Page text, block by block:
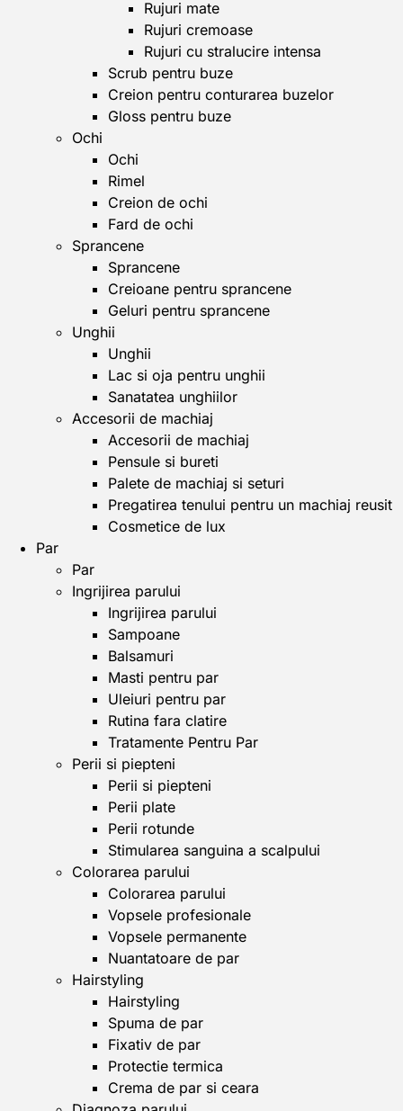
Rujuri mate
Rujuri cremoase
Rujuri cu stralucire intensa
Scrub pentru buze
Creion pentru conturarea buzelor
Gloss pentru buze
Ochi
Ochi
Rimel
Creion de ochi
Fard de ochi
Sprancene
Sprancene
Creioane pentru sprancene
Geluri pentru sprancene
Unghii
Unghii
Lac si oja pentru unghii
Sanatatea unghiilor
Accesorii de machiaj
Accesorii de machiaj
Pensule si bureti
Palete de machiaj si seturi
Pregatirea tenului pentru un machiaj reusit
Cosmetice de lux
Par
Par
Ingrijirea parului
Ingrijirea parului
Sampoane
Balsamuri
Masti pentru par
Uleiuri pentru par
Rutina fara clatire
Tratamente Pentru Par
Perii si piepteni
Perii si piepteni
Perii plate
Perii rotunde
Stimularea sanguina a scalpului
Colorarea parului
Colorarea parului
Vopsele profesionale
Vopsele permanente
Nuantatoare de par
Hairstyling
Hairstyling
Spuma de par
Fixativ de par
Protectie termica
Crema de par si ceara